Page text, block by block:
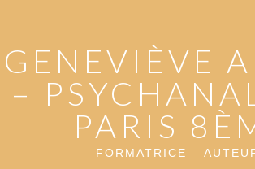
GENEVIÈVE
–
PARIS
FORMATRICE –